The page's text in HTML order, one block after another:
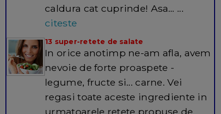
caldura cat cuprinde! Asa… ...
citeste
13 super-retete de salate
In orice anotimp ne-am afla, avem
nevoie de forte proaspete -
legume, fructe si... carne. Vei
regasi toate aceste ingrediente in
urmatoarele retete propuse de